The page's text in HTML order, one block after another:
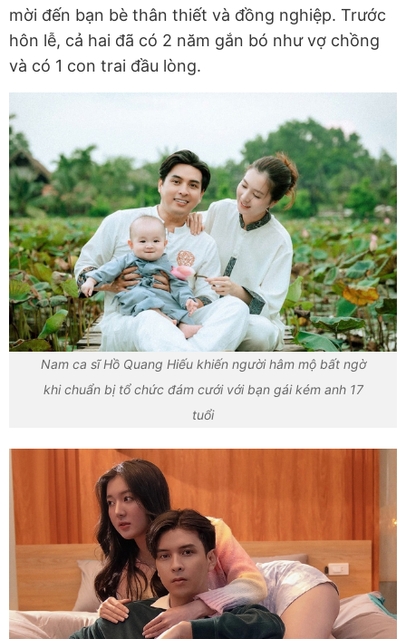
mời đến bạn bè thân thiết và đồng nghiệp. Trước
hôn lễ, cả hai đã có 2 năm gắn bó như vợ chồng
và có 1 con trai đầu lòng.
Nam ca sĩ Hồ Quang Hiếu khiến người hâm mộ bất ngờ
khi chuẩn bị tổ chức đám cưới với bạn gái kém anh 17
tuổi